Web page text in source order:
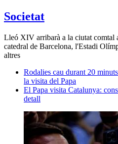
Societat
Lleó XIV arribarà a la ciutat comtal
catedral de Barcelona, l'Estadi
altres
Rodalies cau durant 20
la visita del Papa
El Papa visita Catalunya:
detall